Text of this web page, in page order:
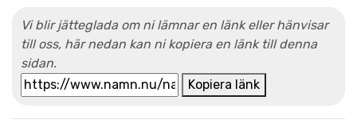
Vi blir jätteglada om ni lämnar en länk eller hänvisar
till oss, här nedan kan ni kopiera en länk till denna
sidan.
Kopiera länk